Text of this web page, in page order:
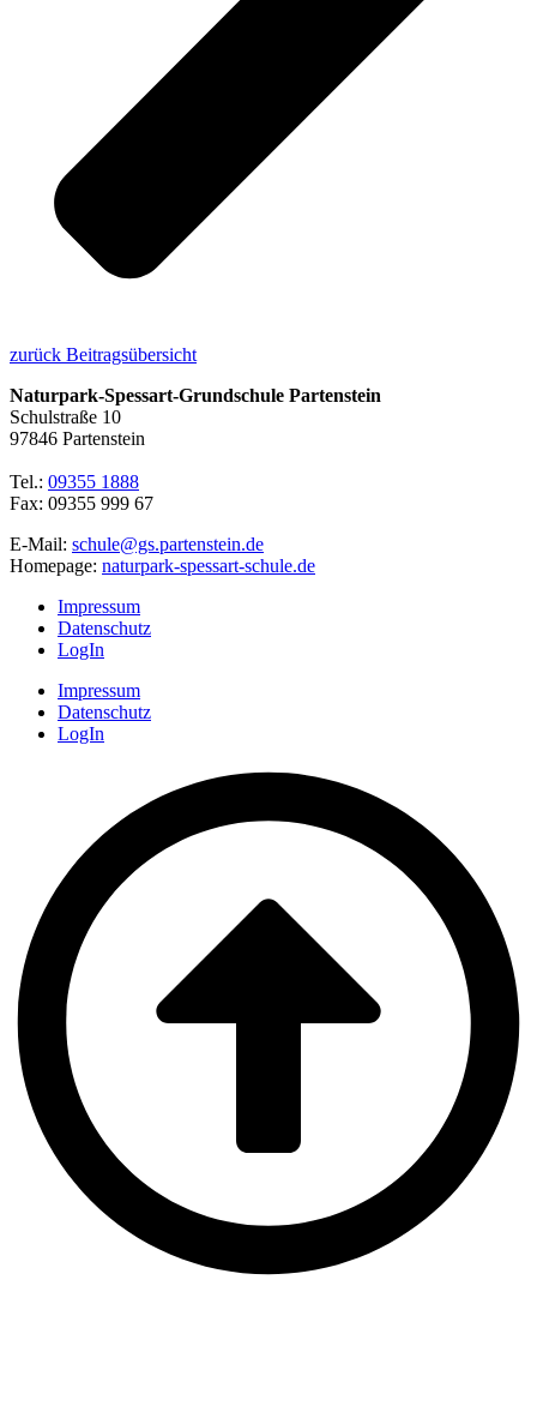
zurück Beitragsübersicht
Naturpark-Spessart-Grundschule Partenstein
Schulstraße 10
97846 Partenstein
Tel.: 09355 1888
Fax: 09355 999 67
E-Mail: schule@gs.partenstein.de
Homepage: naturpark-spessart-schule.de
Impressum
Datenschutz
LogIn
Impressum
Datenschutz
LogIn